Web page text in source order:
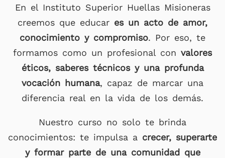
En el Instituto Superior Huellas Misioneras
creemos que educar es un acto de amor,
conocimiento y compromiso. Por eso, te
formamos como un profesional con valores
éticos, saberes técnicos y una profunda
vocación humana, capaz de marcar una
diferencia real en la vida de los demás.
Nuestro curso no solo te brinda
conocimientos: te impulsa a crecer, superarte
y formar parte de una comunidad que